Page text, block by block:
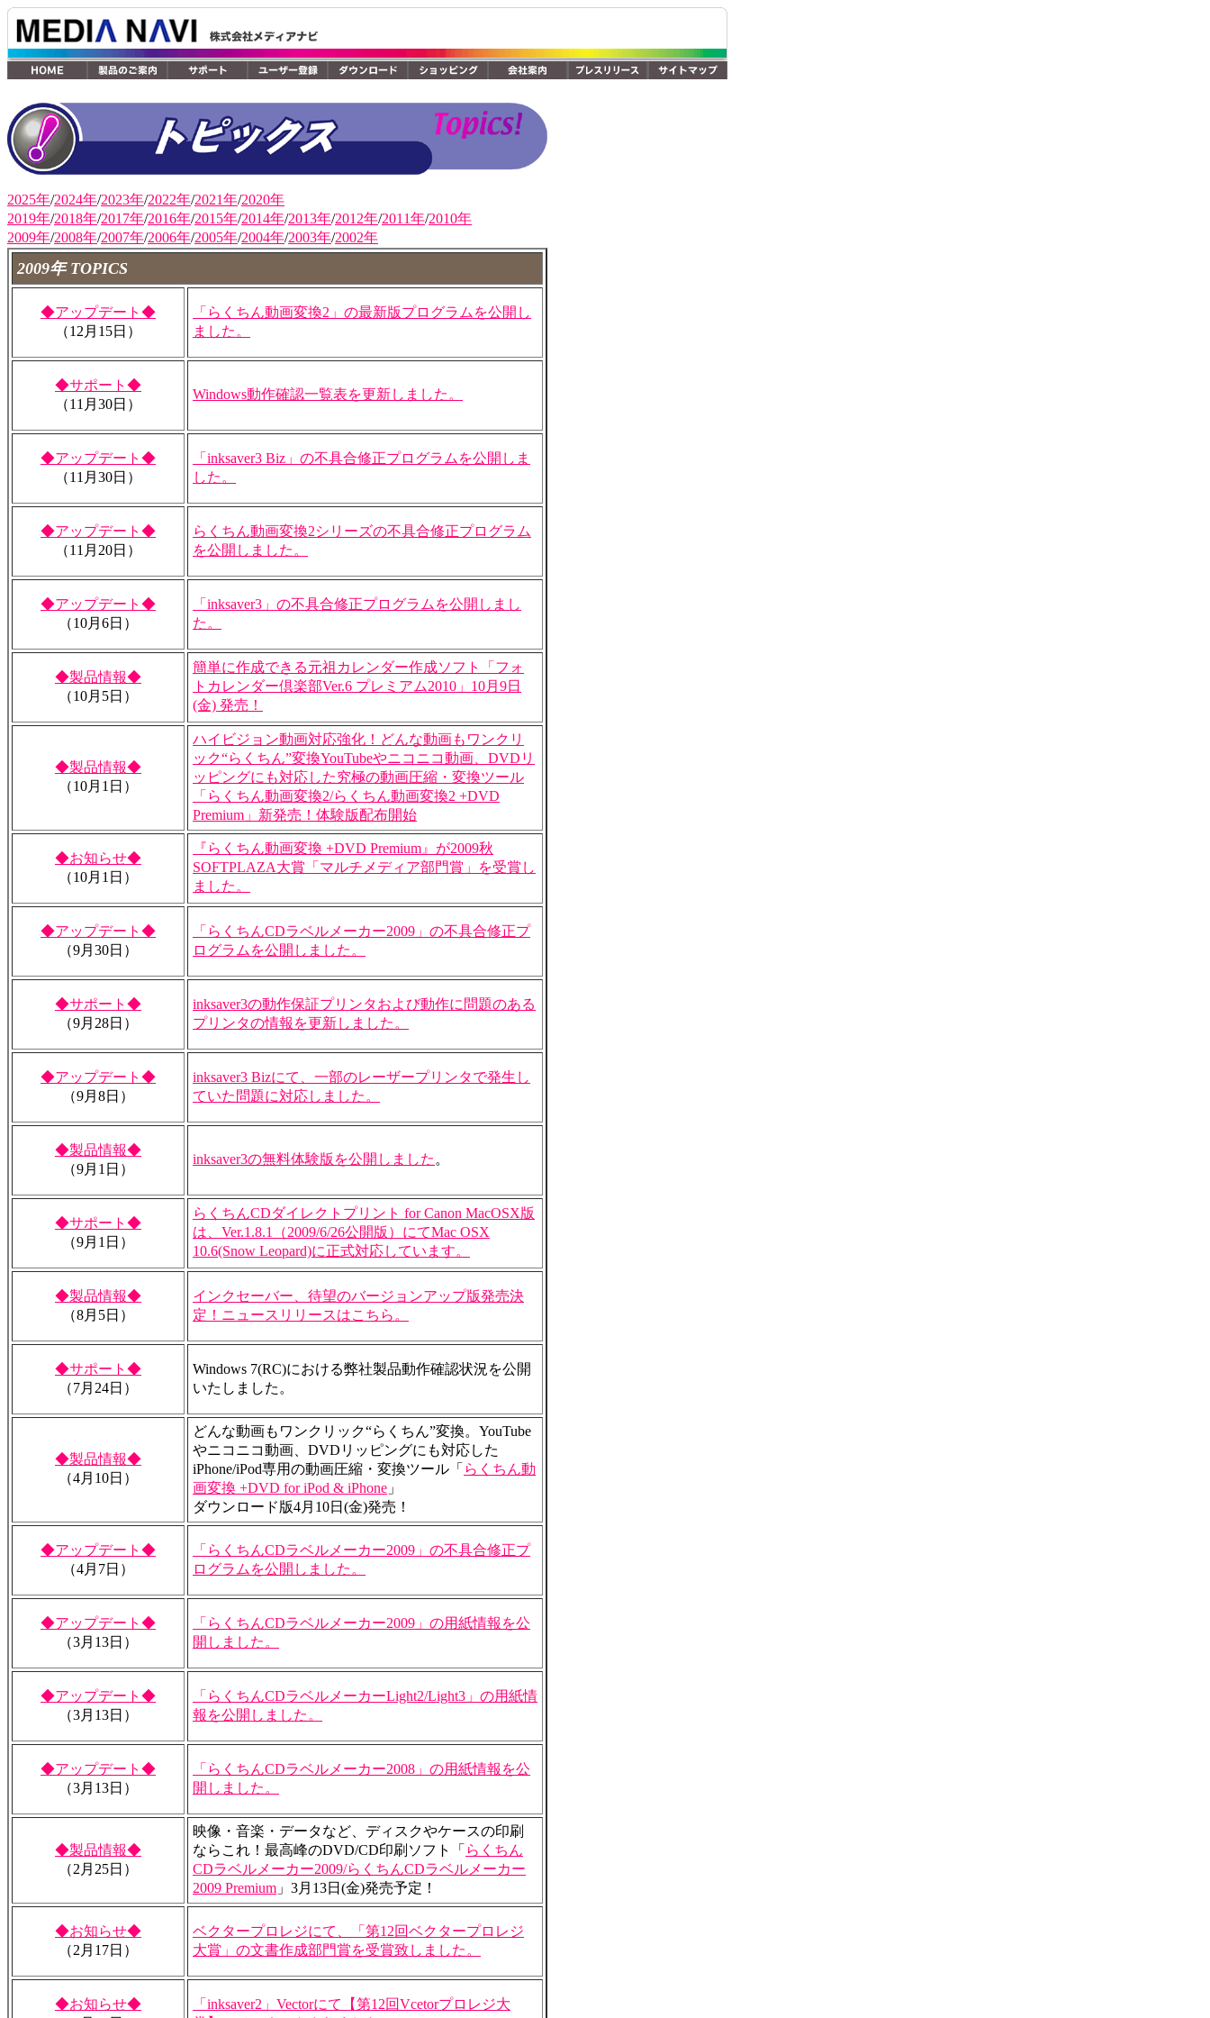
2025年/2024年/2023年/2022年/2021年/2020年
2019年/2018年/2017年/2016年/2015年/2014年/2013年/2012年/2011年/2010年
2009年/2008年/2007年/2006年/2005年/2004年/2003年/2002年
2009年 TOPICS
◆アップデート◆
（12月15日）
「らくちん動画変換2」の最新版プログラムを公開し
ました。
◆サポート◆
（11月30日）
Windows動作確認一覧表を更新しました。
◆アップデート◆
（11月30日）
「inksaver3 Biz」の不具合修正プログラムを公開しま
した。
◆アップデート◆
（11月20日）
らくちん動画変換2シリーズの不具合修正プログラム
を公開しました。
◆アップデート◆
（10月6日）
「inksaver3」の不具合修正プログラムを公開しまし
た。
◆製品情報◆
（10月5日）
簡単に作成できる元祖カレンダー作成ソフト「フォ
トカレンダー倶楽部Ver.6 プレミアム2010」10月9日
(金) 発売！
◆製品情報◆
（10月1日）
ハイビジョン動画対応強化！どんな動画もワンクリ
ック“らくちん”変換YouTubeやニコニコ動画、DVDリ
ッピングにも対応した究極の動画圧縮・変換ツール
「らくちん動画変換2/らくちん動画変換2 +DVD
Premium」新発売！体験版配布開始
◆お知らせ◆
（10月1日）
『らくちん動画変換 +DVD Premium』が2009秋
SOFTPLAZA大賞「マルチメディア部門賞」を受賞し
ました。
◆アップデート◆
（9月30日）
「らくちんCDラベルメーカー2009」の不具合修正プ
ログラムを公開しました。
◆サポート◆
（9月28日）
inksaver3の動作保証プリンタおよび動作に問題のある
プリンタの情報を更新しました。
◆アップデート◆
（9月8日）
inksaver3 Bizにて、一部のレーザープリンタで発生し
ていた問題に対応しました。
◆製品情報◆
（9月1日）
inksaver3の無料体験版を公開しました 。
◆サポート◆
（9月1日）
らくちんCDダイレクトプリント for Canon MacOSX版
は、Ver.1.8.1（2009/6/26公開版）にてMac OSX
10.6(Snow Leopard)に正式対応しています。
◆製品情報◆
（8月5日）
インクセーバー、待望のバージョンアップ版発売決
定！ ニュースリリースはこちら。
◆サポート◆
（7月24日）
Windows 7(RC)における弊社製品動作確認状況を公開
いたしました。
◆製品情報◆
（4月10日）
どんな動画もワンクリック“らくちん”変換。YouTube
やニコニコ動画、DVDリッピングにも対応した
iPhone/iPod専用の動画圧縮・変換ツール「 らくちん動
画変換 +DVD for iPod & iPhone 」
ダウンロード版4月10日(金)発売！
◆アップデート◆
（4月7日）
「らくちんCDラベルメーカー2009」の不具合修正プ
ログラムを公開しました。
◆アップデート◆
（3月13日）
「らくちんCDラベルメーカー2009」の用紙情報を公
開しました。
◆アップデート◆
（3月13日）
「らくちんCDラベルメーカーLight2/Light3」の用紙情
報を公開しました。
◆アップデート◆
（3月13日）
「らくちんCDラベルメーカー2008」の用紙情報を公
開しました。
◆製品情報◆
（2月25日）
映像・音楽・データなど、ディスクやケースの印刷
ならこれ！最高峰のDVD/CD印刷ソフト「 らくちん
CDラベルメーカー2009/らくちんCDラベルメーカー
2009 Premium 」3月13日(金)発売予定！
◆お知らせ◆
（2月17日）
ベクタープロレジにて、「第12回ベクタープロレジ
大賞」の文書作成部門賞を受賞致しました。
◆お知らせ◆
「inksaver2」Vectorにて【第12回Vcetorプロレジ大